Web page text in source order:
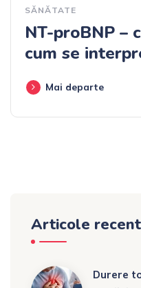
SĂNĂTATE
NT-proBNP –
cum se
Mai departe
Articole
Durere